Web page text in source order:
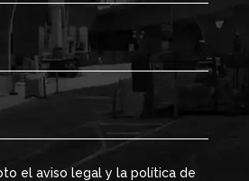
el aviso legal y la política de